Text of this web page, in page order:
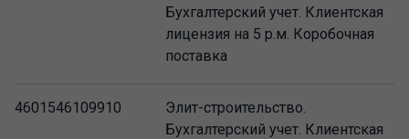
Бухгалтерский учет. Клиентская
лицензия на 5 р.м. Коробочная
поставка
4601546109910
Элит-строительство.
Бухгалтерский учет. Клиентская